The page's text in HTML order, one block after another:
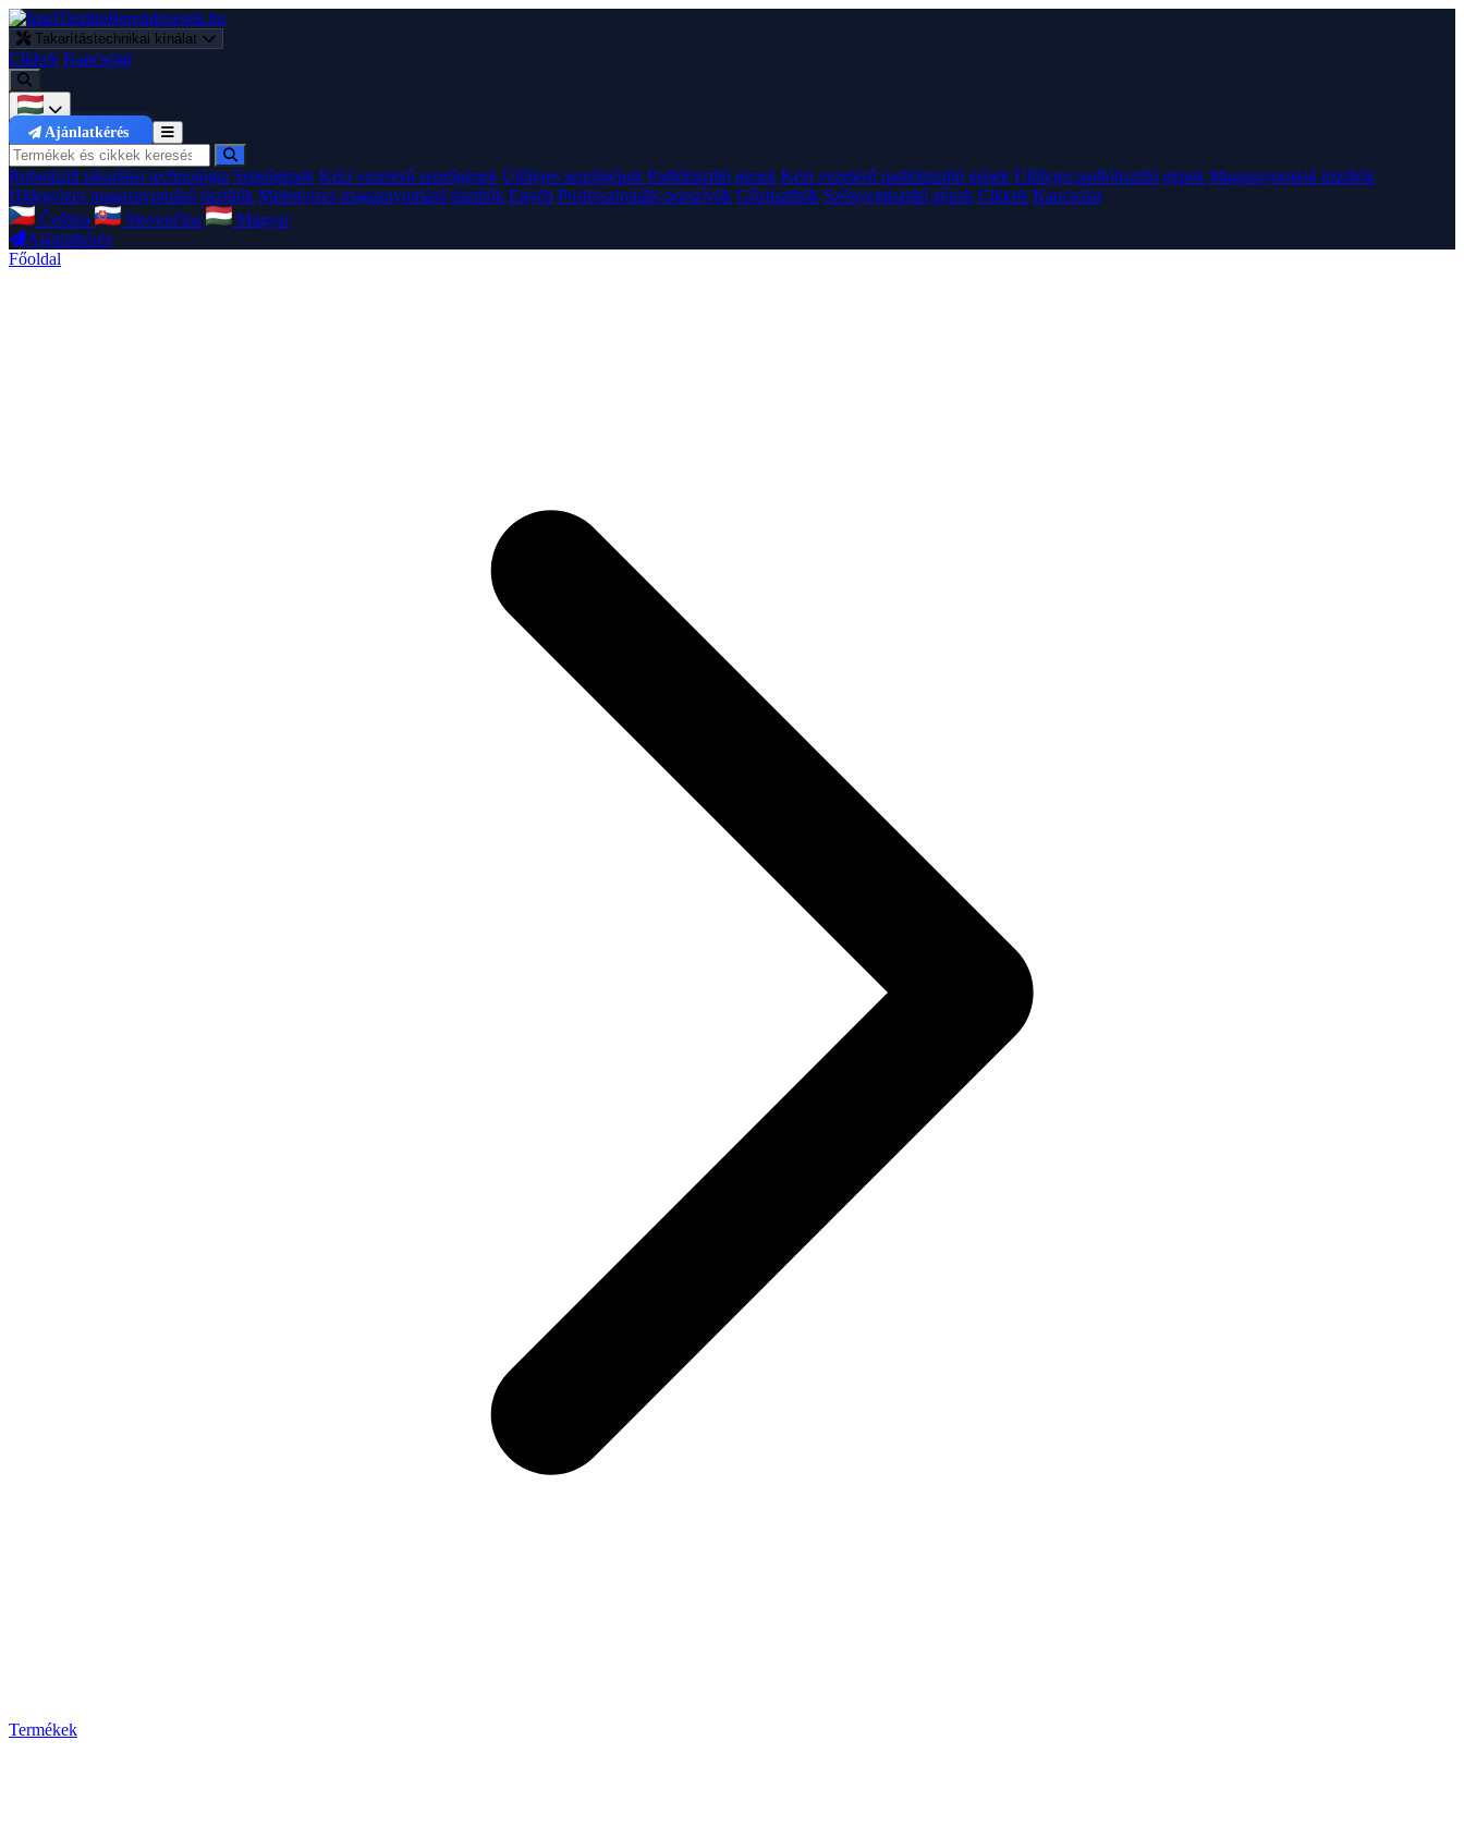
Takarítástechnikai kínálat
Cikkek Kapcsolat
Ajánlatkérés
Robotizált takarítási technológia Seprőgépek Kézi vezetésű seprőgépek Ülőfejes seprőgépek Padlótisztító gépek Kézi vezetésű padlótisztító gépek Ülőfejes padlótisztító gépek Magasnyomású tisztítók
Hidegvizes magasnyomású tisztítók Melegvizes magasnyomású tisztítók Egyéb Professzionális porszívók Gőztisztítók Szőnyegtisztító gépek Cikkek Kapcsolat
Čeština
Slovenčina
Magyar
Ajánlatkérés
Főoldal
Termékek